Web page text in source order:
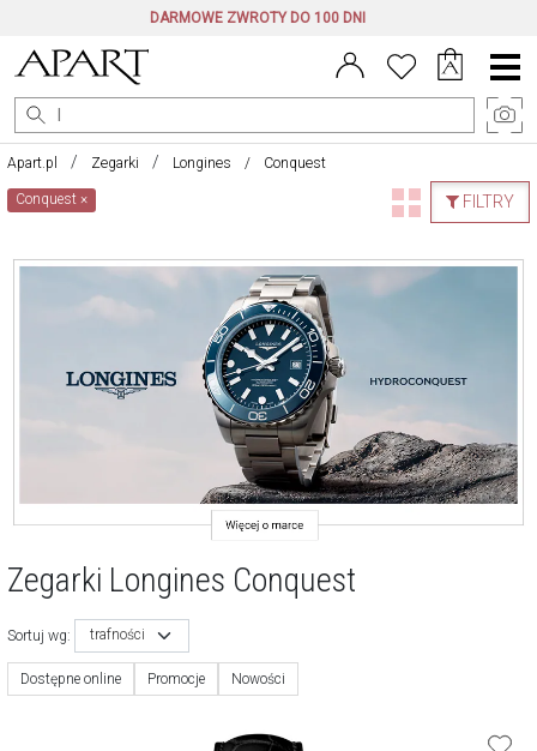
DARMOWE ZWROTY DO 100 DNI
Menu
główne
Apart.pl Zegarki Longines Conquest
FILTRY
Conquest×
Zegarki Longines Conquest
Sortuj wg: trafności
Dostępne online Promocje Nowości